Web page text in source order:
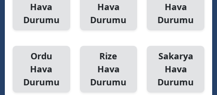
Hava
Durumu
Hava
Durumu
Hava
Durumu
Ordu
Hava
Durumu
Rize
Hava
Durumu
Sakarya
Hava
Durumu